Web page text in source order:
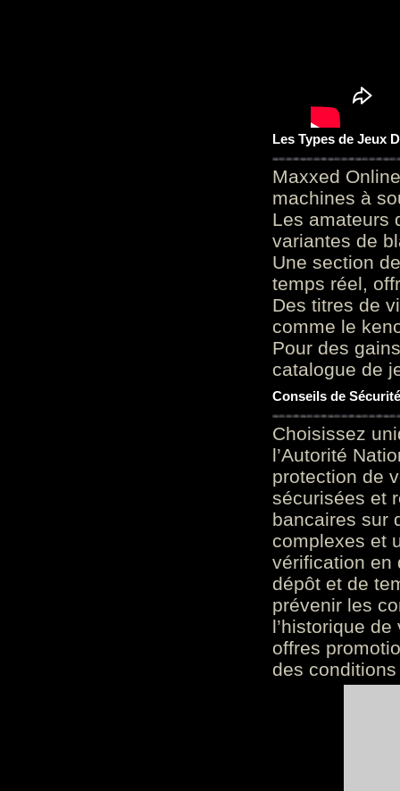
Les Types de Jeux
Maxxed
machines à
Les amateurs
variantes de
Une section
temps réel,
Des titres de
comme le
Pour des
catalogue de
Conseils de
Choisissez
l’Autorité
protection de
sécurisées et
bancaires sur
complexes et
vérification en
dépôt et de
prévenir les
l’historique
offres
des